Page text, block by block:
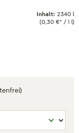
Inhalt: 2340 l
(0,30 €* / 1 l)